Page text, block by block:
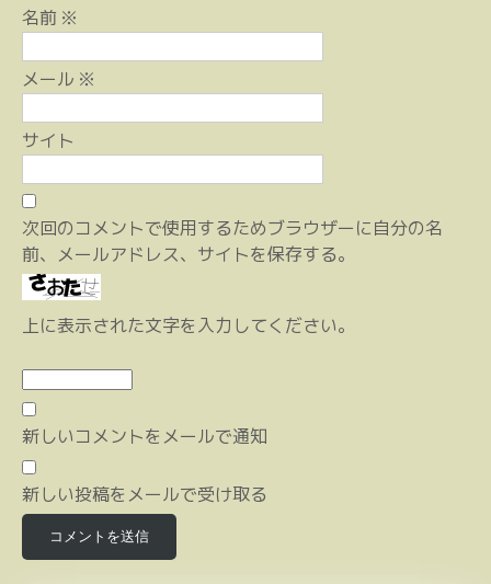
名前 ※
メール ※
サイト
次回のコメントで使用するためブラウザーに自分の名
前、メールアドレス、サイトを保存する。
上に表示された文字を入力してください。
新しいコメントをメールで通知
新しい投稿をメールで受け取る